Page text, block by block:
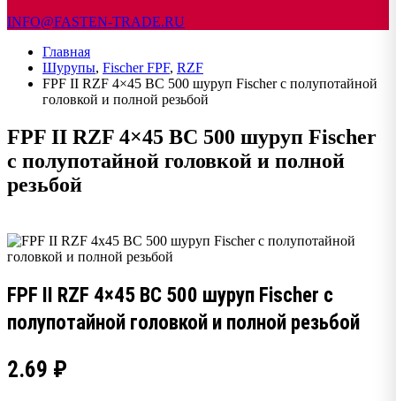
INFO@FASTEN-TRADE.RU
Главная
Шурупы, Fischer FPF, RZF
FPF II RZF 4×45 BC 500 шуруп Fischer с полупотайной
головкой и полной резьбой
FPF II RZF 4×45 BC 500 шуруп Fischer
с полупотайной головкой и полной
резьбой
FPF II RZF 4×45 BC 500 шуруп Fischer с
полупотайной головкой и полной резьбой
2.69 ₽